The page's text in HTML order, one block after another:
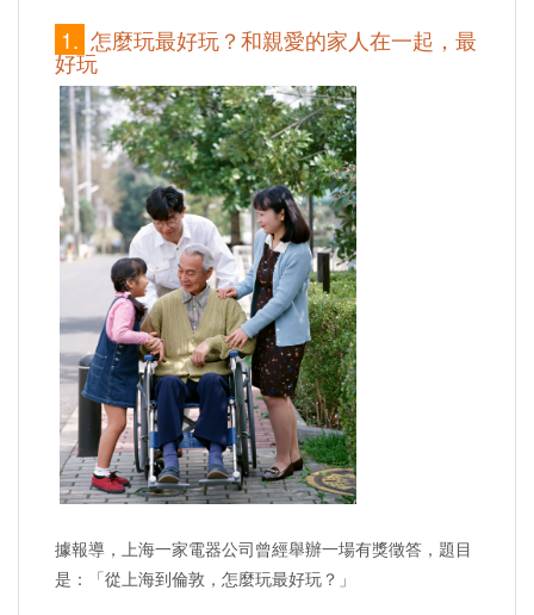
1. 怎麼玩最好玩？和親愛的家人在一起，最
好玩
據報導，上海一家電器公司曾經舉辦一場有獎徵答，題目
是：「從上海到倫敦，怎麼玩最好玩？」